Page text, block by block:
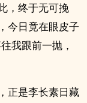
，终于无可挽
今日竟在眼皮子
我跟前一抛，
正是李长素日藏